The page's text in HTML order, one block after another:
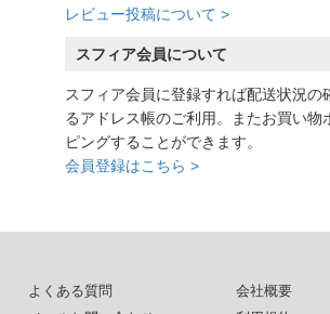
レビュー投稿について >
スフィア会員について
スフィア会員に登録すれば配送状況
るアドレス帳のご利用。またお買い物
ピングすることができます。
会員登録はこちら >
よくある質問
会社概要